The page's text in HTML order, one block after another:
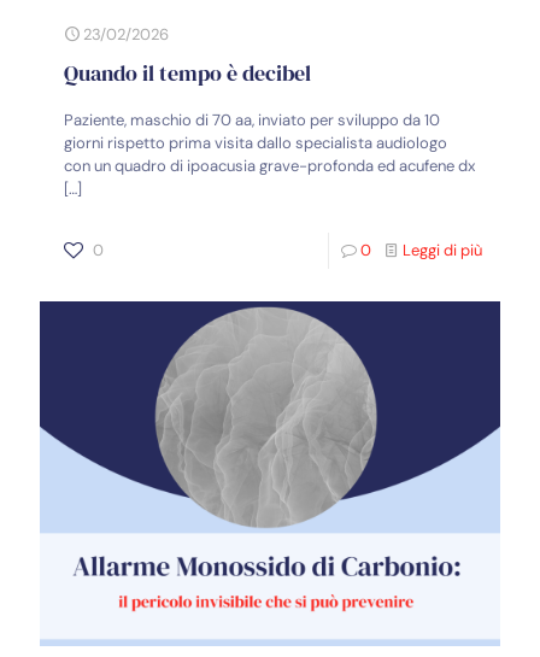
23/02/2026
Quando il tempo è decibel
Paziente, maschio di 70 aa, inviato per sviluppo da 10
giorni rispetto prima visita dallo specialista audiologo
con un quadro di ipoacusia grave-profonda ed acufene dx
[…]
0 0 Leggi di più